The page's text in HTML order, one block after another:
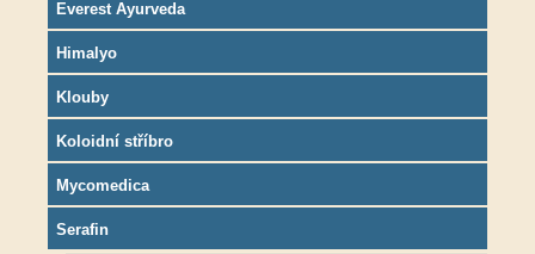
Everest Ayurveda
Himalyo
Klouby
Koloidní stříbro
Mycomedica
Serafin